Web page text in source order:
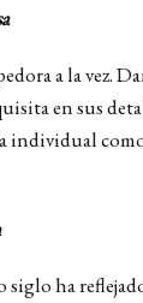
a la vez.
en sus
ha